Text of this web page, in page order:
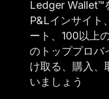
Ledger Wallet™
P&Lインサイト
ート、100以上
のトッププロバ
け取る、購入
いましょう